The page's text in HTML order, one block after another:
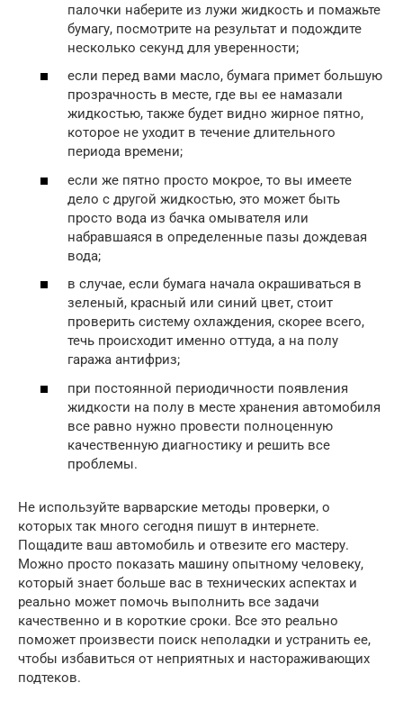
палочки наберите из лужи жидкость и помажьте
бумагу, посмотрите на результат и подождите
несколько секунд для уверенности;
если перед вами масло, бумага примет большую
прозрачность в месте, где вы ее намазали
жидкостью, также будет видно жирное пятно,
которое не уходит в течение длительного
периода времени;
если же пятно просто мокрое, то вы имеете
дело с другой жидкостью, это может быть
просто вода из бачка омывателя или
набравшаяся в определенные пазы дождевая
вода;
в случае, если бумага начала окрашиваться в
зеленый, красный или синий цвет, стоит
проверить систему охлаждения, скорее всего,
течь происходит именно оттуда, а на полу
гаража антифриз;
при постоянной периодичности появления
жидкости на полу в месте хранения автомобиля
все равно нужно провести полноценную
качественную диагностику и решить все
проблемы.
Не используйте варварские методы проверки, о
которых так много сегодня пишут в интернете.
Пощадите ваш автомобиль и отвезите его мастеру.
Можно просто показать машину опытному человеку,
который знает больше вас в технических аспектах и
реально может помочь выполнить все задачи
качественно и в короткие сроки. Все это реально
поможет произвести поиск неполадки и устранить ее,
чтобы избавиться от неприятных и настораживающих
подтеков.